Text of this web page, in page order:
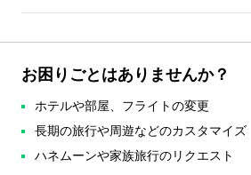
お困りごとはありませんか？
ホテルや部屋、フライトの変更
長期の旅行や周遊などのカスタマイズ
ハネムーンや家族旅行のリクエスト